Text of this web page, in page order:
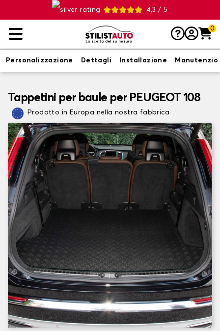
4,3 / 5
0
Personalizzazione Dettagli Installazione
Tappetini per baule per PEUGEOT 108
Prodotto in Europa nella nostra fabbrica